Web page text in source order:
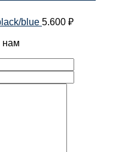
blue 5.600 ₽
нам